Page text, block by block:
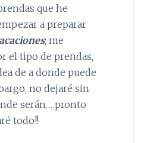
que he
a preparar
; me
el tipo de prendas,
de a donde puede
no dejaré sin
serán… pronto
todo!!